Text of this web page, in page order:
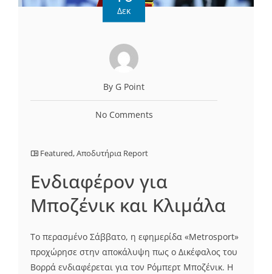
Δεκ
By G Point
No Comments
Featured,Αποδυτήρια Report
Ενδιαφέρον για
Μποζένικ και Κλιμάλα
Το περασμένο Σάββατο, η εφημερίδα «Metrosport»
προχώρησε στην αποκάλυψη πως ο Δικέφαλος του
Βορρά ενδιαφέρεται για τον Ρόμπερτ Μποζένικ. Η